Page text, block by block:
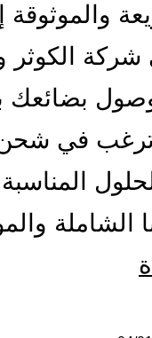
شركة الكوثر
بضائعك
في شحن
الشاملة